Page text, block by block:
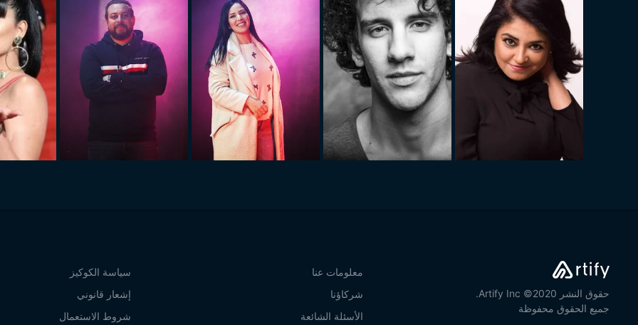
حقوق النشر 2020© Artify Inc.
جميع الحقوق محفوظة
معلومات عنا
شركاؤنا
الأسئلة الشائعة
سياسة الكوكيز
إشعار قانوني
شروط الاستعمال